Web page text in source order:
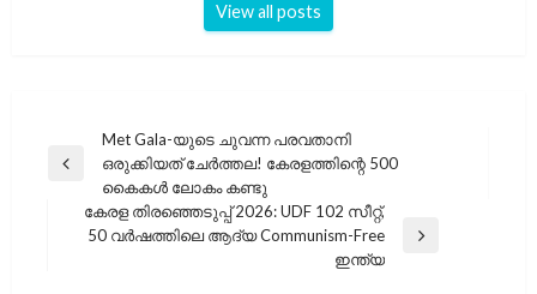
View all posts
പോസ്റ്റുകളിലൂടെ
Previous
Met Gala-യുടെ ചുവന്ന പരവതാനി
ഒരുക്കിയത് ചേർത്തല! കേരളത്തിന്റെ 500
കൈകൾ ലോകം കണ്ടു
Next
കേരള തിരഞ്ഞെടുപ്പ് 2026: UDF 102 സീറ്റ്,
50 വർഷത്തിലെ ആദ്യ Communism-Free
ഇന്ത്യ